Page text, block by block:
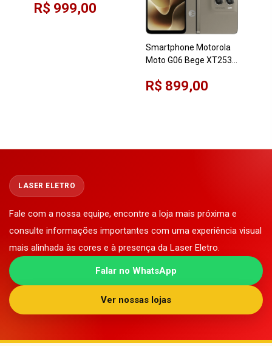
R$ 999,00
Smartphone Motorola
Moto G06 Bege XT2535
Boost Tela 6,9" Câmera
R$ 899,00
LASER ELETRO
Fale com a nossa equipe, encontre a loja mais próxima e
consulte informações importantes com uma experiência visual
mais alinhada às cores e à presença da Laser Eletro.
Falar no WhatsApp
Ver nossas lojas